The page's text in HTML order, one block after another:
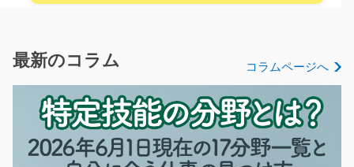
長期（3ヶ月以上）
神奈川県海老名市
気になる
最新のコラム コラムページへ